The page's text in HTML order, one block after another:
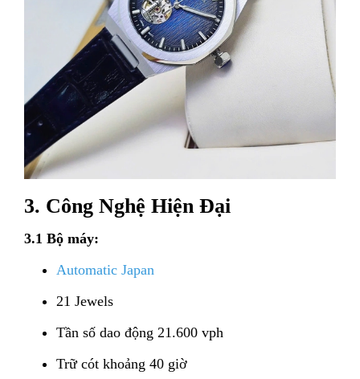
3. Công Nghệ Hiện Đại
3.1 Bộ máy:
Automatic Japan
21 Jewels
Tần số dao động 21.600 vph
Trữ cót khoảng 40 giờ